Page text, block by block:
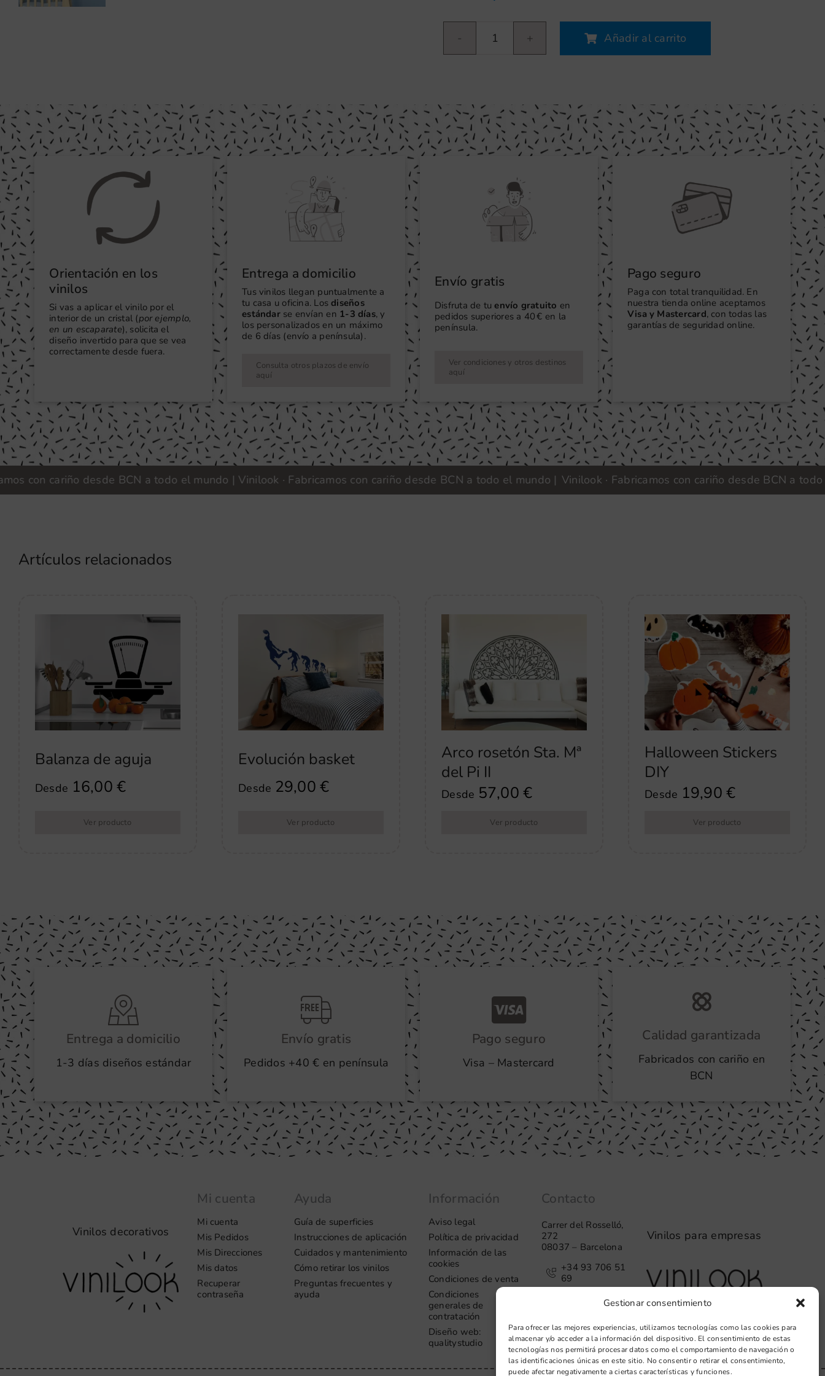
Gestionar consentimiento
Para ofrecer las mejores experiencias, utilizamos tecnologías como las cookies para
almacenar y/o acceder a la información del dispositivo. El consentimiento de estas
tecnologías nos permitirá procesar datos como el comportamiento de navegación o
las identificaciones únicas en este sitio. No consentir o retirar el consentimiento,
puede afectar negativamente a ciertas características y funciones.
Watchock
cantidad
Añadir al carrito
Orientación en los
vinilos
Si vas a aplicar el vinilo por el
interior de un cristal (por ejemplo,
en un escaparate), solicita el
diseño invertido para que se vea
correctamente desde fuera.
Entrega a domicilio
Tus vinilos llegan puntualmente a
tu casa u oficina. Los diseños
estándarse envían en 1-3 días, y
los personalizados en un máximo
de 6 días (envío a península).
Consulta otros plazos de envío
aquí
Envío gratis
Disfruta de tu envío gratuito en
pedidos superiores a 40 € en la
península.
Ver condiciones y otros destinos
aquí
Pago seguro
Paga con total tranquilidad. En
nuestra tienda online aceptamos
Visa y Mastercard, con todas las
garantías de seguridad online.
cariño desde BCN a todo el mundo | Vinilook · Fabricamos con cariño desde BCN a todo el mundo | Vinilook · Fabricamos con cariño desde BCN a todo el
Artículos relacionados
Balanza de aguja
Desde 16,00€
Ver producto
Evolución basket
Desde 29,00€
Ver producto
Arco rosetón Sta. Mª
del Pi II
Desde 57,00€
Ver producto
Halloween Stickers
DIY
Desde 19,90€
Ver producto
Entrega a domicilio
1-3 días diseños estándar
Envío gratis
Pedidos +40 € en península
Pago seguro
Visa – Mastercard
Calidad garantizada
Fabricados con cariño en
BCN
Vinilos decorativos
Mi cuenta
Mi cuenta
Mis Pedidos
Mis Direcciones
Mis datos
Recuperar
contraseña
Ayuda
Guía de superficies
Instrucciones de aplicación
Cuidados y mantenimiento
Cómo retirar los vinilos
Preguntas frecuentes y
ayuda
Información
Aviso legal
Política de privacidad
Información de las
cookies
Condiciones de venta
Condiciones
generales de
contratación
Diseño web:
qualitystudio
Contacto
Carrer del Rosselló,
272
08037 – Barcelona
+34 93 706 51
69
Vinilos para empresas